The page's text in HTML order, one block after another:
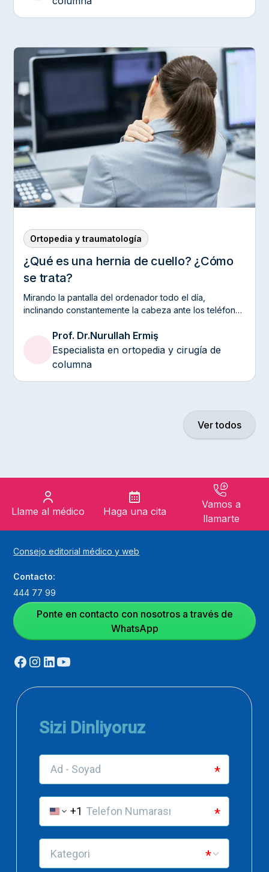
Ortopedia y traumatología
¿Qué es una hernia de cuello? ¿Cómo
se trata?
Mirando la pantalla del ordenador todo el día,
inclinando constantemente la cabeza ante los teléfonos
moderna ejercen una gran presión sobre nuestro
cuello, la zona más móvil y delicada de nuestra
columna vertebral. Con frecuencia, los dolores
nervioso que se extiende hasta los brazos y las yemas
de los dedos, es decir, una hernia cervical.
Prof. Dr.Nurullah Ermiş
Especialista en ortopedia y cirugía de
columna
Ver todos
Llame al médico Haga una cita
Vamos a
llamarte
Consejo editorial médico y web
Contacto:
444 77 99
Ponte en contacto con nosotros a través de
WhatsApp